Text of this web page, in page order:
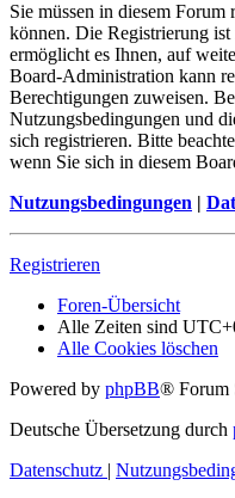
Sie müssen in diesem Forum
können. Die Registrierung
ermöglicht es Ihnen, auf
Board-Administration kann
Berechtigungen zuweisen.
Nutzungsbedingungen und
sich registrieren. Bitte
wenn Sie sich in diesem
Nutzungsbedingungen |
Registrieren
Foren-Übersicht
Alle Zeiten sind
Alle Cookies löschen
Powered by phpBB® Forum
Deutsche Übersetzung durch
Datenschutz |